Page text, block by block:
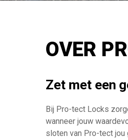
OVER
Zet met een
Bij Pro-tect Locks
wanneer jouw
sloten van Pro-tect